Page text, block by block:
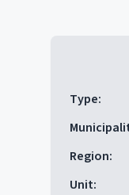
Type:
Region:
Unit: